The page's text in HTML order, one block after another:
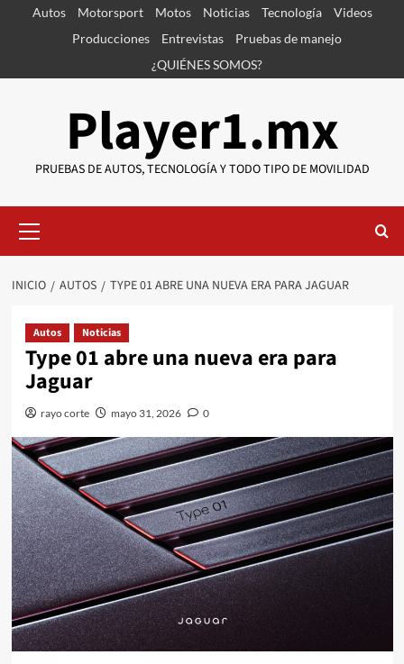
SaltarAutos Motorsport Motos Noticias Tecnología
Videos
Producciones
Entrevistas
Pruebas de manejo
¿QUIÉNES SOMOS?
Player1.mx
PRUEBAS DE AUTOS, TECNOLOGÍA Y TODO TIPO DE MOVILIDAD
primario
INICIO AUTOS TYPE 01 ABRE UNA NUEVA ERA PARA JAGUAR
Autos Noticias
Type 01 abre una nueva era para
Jaguar
rayo corte mayo 31, 2026 0